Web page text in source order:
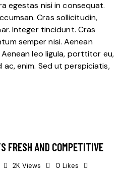
egestas nisi in consequat.
Cras sollicitudin,
Integer tincidunt. Cras
semper nisi. Aenean
leo ligula, porttitor eu,
enim. Sed ut perspiciatis,
FRESH AND COMPETITIVE
2K Views 0 Likes